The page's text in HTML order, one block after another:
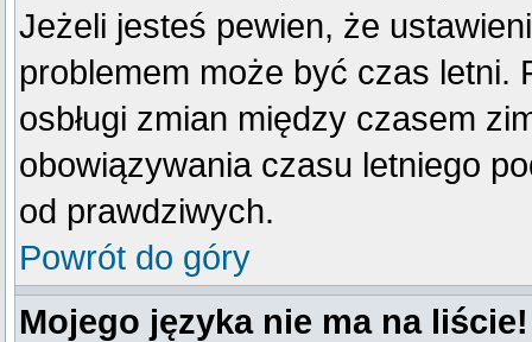
Jeżeli jesteś pewien, że
problemem może być czas letni.
osbługi zmian między czasem
obowiązywania czasu letniego
od prawdziwych.
Powrót do góry
Mojego języka nie ma na liście!